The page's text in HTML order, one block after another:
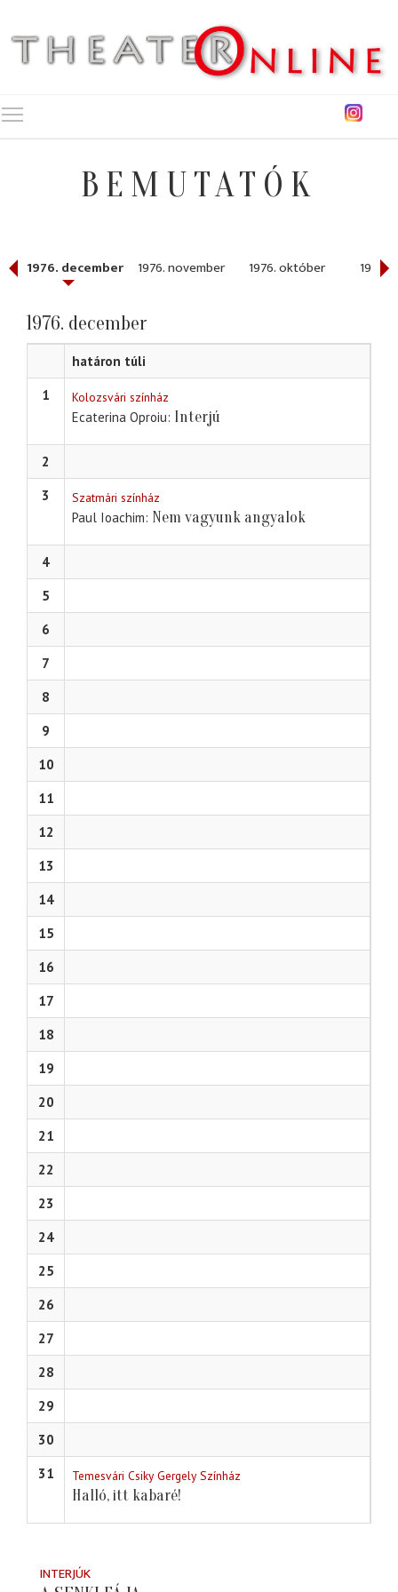
BEMUTATÓK
1976. december 1976. november 1976. október 1976.
1976. december
határon túli
1
Kolozsvári színház
Ecaterina Oproiu Interjú
2
3
Szatmári színház
Paul Ioachim Nem vagyunk angyalok
4
5
6
7
8
9
10
11
12
13
14
15
16
17
18
19
20
21
22
23
24
25
26
27
28
29
30
31
Temesvári Csiky Gergely Színház
Halló, itt kabaré!
INTERJÚK